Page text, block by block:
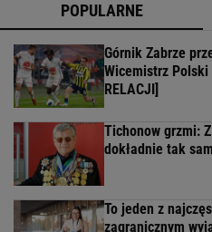
POPULARNE
Górnik Zabrze
Wicemistrz Polski
RELACJI]
Tichonow grzmi:
dokładnie tak
To jeden z
zagranicznym